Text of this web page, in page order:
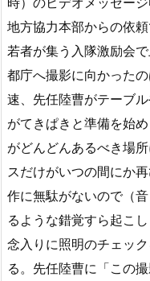
地方協力本部からの依
若者が集う入隊激励会で
都庁へ撮影に向かった
速、先任陸曹がテーブ
がてきぱきと準備を始
がどんどんあるべき場
スだけがいつの間にか
作に無駄がないので（
るような錯覚すら起こし
念入りに照明のチェッ
る。先任陸曹に「この